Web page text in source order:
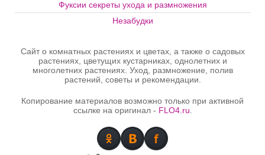
Фуксии секреты ухода и размножения
Незабудки
Сайт о комнатных растениях и цветах, а также о садовых
растениях, цветущих кустарниках, однолетних и
многолетних растениях. Уход, размножение, полив
растений, советы и рекомендации.
Копирование материалов возможно только при активной
ссылке на оригинал - FLO4.ru